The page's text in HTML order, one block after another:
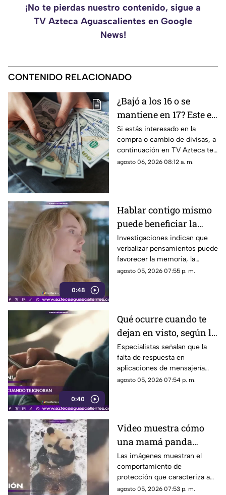
¡No te pierdas nuestro contenido, sigue a
TV Azteca Aguascalientes en Google
News!
CONTENIDO RELACIONADO
¿Bajó a los 16 o se
mantiene en 17? Este es
el precio del dólar en
Aguascalientes hoy 6
de agosto de 2026
Si estás interesado en la
compra o cambio de divisas, a
continuación en TV Azteca te
informamos cuál es el precio
agosto 06, 2026 08:12 a. m.
0:48
Hablar contigo mismo
puede beneficiar la
concentración y la
memoria
Investigaciones indican que
verbalizar pensamientos puede
favorecer la memoria, la
planificación y el manejo de
agosto 05, 2026 07:55 p. m.
0:40
Qué ocurre cuando te
dejan en visto, según la
psicología
Especialistas señalan que la
falta de respuesta en
aplicaciones de mensajería
puede tener efectos
agosto 05, 2026 07:54 p. m.
Video muestra cómo
una mamá panda
protege a su cría
Las imágenes muestran el
comportamiento de
protección que caracteriza a
las pandas gigantes durante los
agosto 05, 2026 07:53 p. m.